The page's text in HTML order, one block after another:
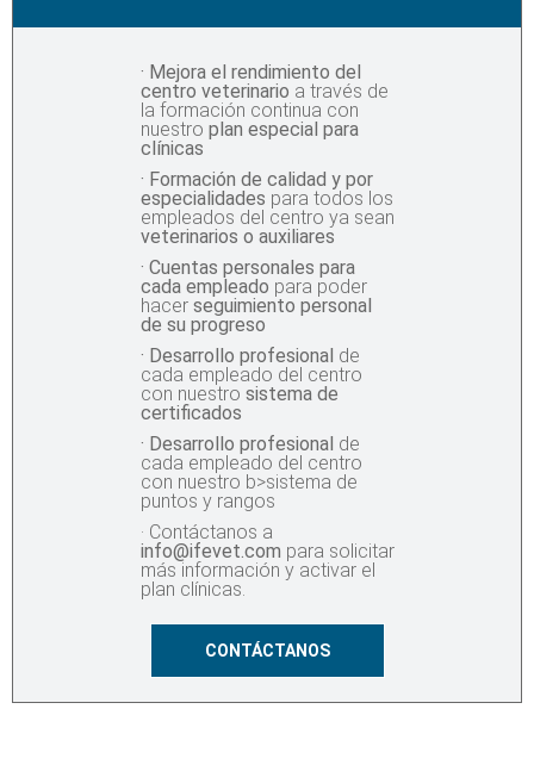
· Mejora el rendimiento del
centro veterinario a través de
la formación continua con
nuestro plan especial para
clínicas
· Formación de calidad y por
especialidades para todos los
empleados del centro ya sean
veterinarios o auxiliares
· Cuentas personales para
cada empleado para poder
hacer seguimiento personal
de su progreso
· Desarrollo profesional de
cada empleado del centro
con nuestro sistema de
certificados
· Desarrollo profesional de
cada empleado del centro
con nuestro b>sistema de
puntos y rangos
· Contáctanos a
info@ifevet.com para solicitar
más información y activar el
plan clínicas.
CONTÁCTANOS